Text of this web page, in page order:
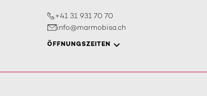
+41 31 931 70 70
info@marmobisa.ch
ÖFFNUNGSZEITEN